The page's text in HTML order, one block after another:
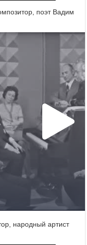
поэт Вадим
народный артист